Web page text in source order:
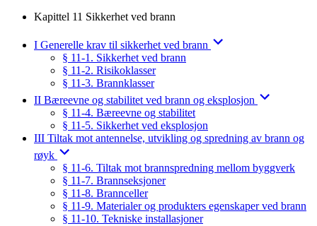
Kapittel 11 Sikkerhet ved brann
I Generelle krav til sikkerhet ved brann
§ 11-1. Sikkerhet ved brann
§ 11-2. Risikoklasser
§ 11-3. Brannklasser
II Bæreevne og stabilitet ved brann og eksplosjon
§ 11-4. Bæreevne og stabilitet
§ 11-5. Sikkerhet ved eksplosjon
III Tiltak mot antennelse, utvikling og spredning av brann og
røyk
§ 11-6. Tiltak mot brannspredning mellom byggverk
§ 11-7. Brannseksjoner
§ 11-8. Brannceller
§ 11-9. Materialer og produkters egenskaper ved brann
§ 11-10. Tekniske installasjoner